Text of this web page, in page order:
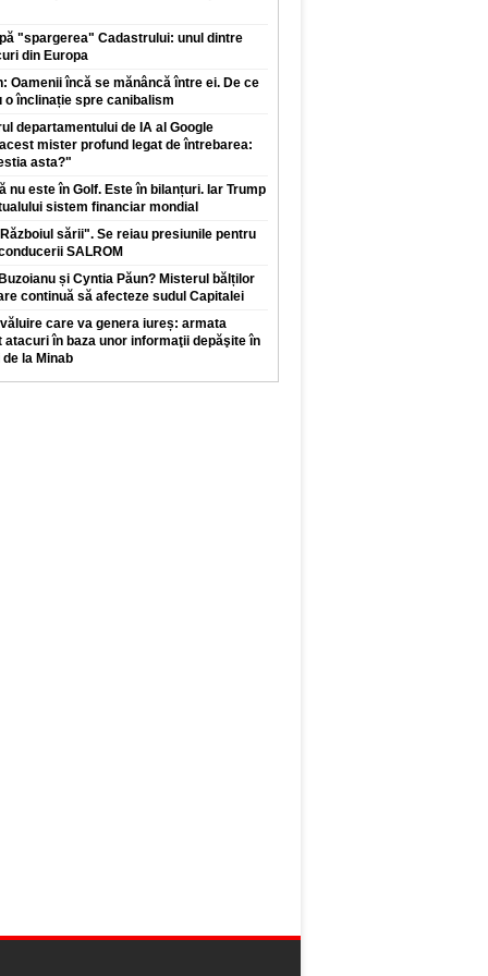
"spargerea" Cadastrului: unul dintre
din Europa
Oamenii încă se mănâncă între ei. De ce
înclinație spre canibalism
departamentului de IA al Google
mister profund legat de întrebarea:
asta?"
nu este în Golf. Este în bilanțuri. Iar Trump
sistem financiar mondial
sării". Se reiau presiunile pentru
SALROM
și Cyntia Păun? Misterul bălților
continuă să afecteze sudul Capitalei
care va genera iureș: armata
atacuri în baza unor informaţii depăşite în
la Minab